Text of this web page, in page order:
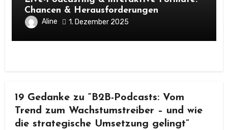
Chancen & Herausforderungen
Aline 1. Dezember 2025
19 Gedanke zu “B2B-Podcasts: Vom
Trend zum Wachstumstreiber – und wie
die strategische Umsetzung gelingt”